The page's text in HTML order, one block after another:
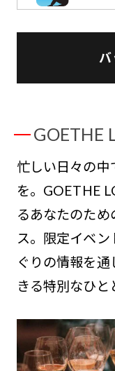
バ
GOETHE
忙しい日々の中
を。GOETHE
るあなたのた
ス。限定イベ
ぐりの情報を
きる特別なひと